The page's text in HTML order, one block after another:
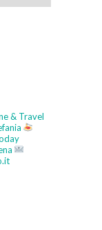
& Travel